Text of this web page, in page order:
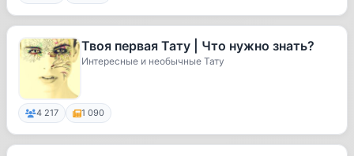
Твоя первая Тату | Что нужно знать?
Интересные и необычные Тату
4 217 1 090